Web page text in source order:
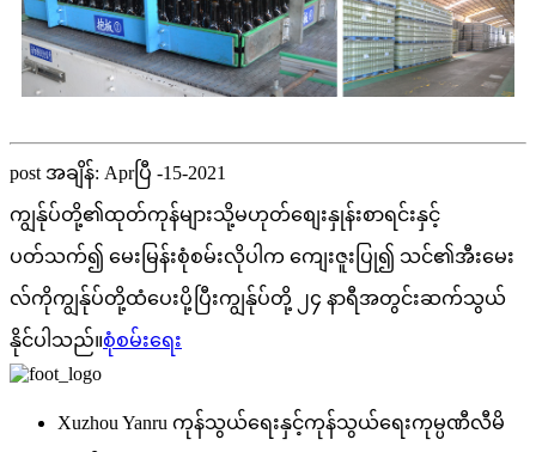
post အချိန်: Aprပြီ -15-2021
ကျွန်ုပ်တို့၏ထုတ်ကုန်များသို့မဟုတ်စျေးနှုန်းစာရင်းနှင့်
ပတ်သက်၍ မေးမြန်းစုံစမ်းလိုပါက ကျေးဇူးပြု၍ သင်၏အီးမေး
လ်ကိုကျွန်ုပ်တို့ထံပေးပို့ပြီးကျွန်ုပ်တို့ ၂၄ နာရီအတွင်းဆက်သွယ်
နိုင်ပါသည်။စုံစမ်းရေး
Xuzhou Yanru ကုန်သွယ်ရေးနှင့်ကုန်သွယ်ရေးကုမ္ပဏီလီမိ